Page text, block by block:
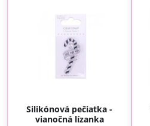
Silikónová pečiatka -
vianočná lízanka